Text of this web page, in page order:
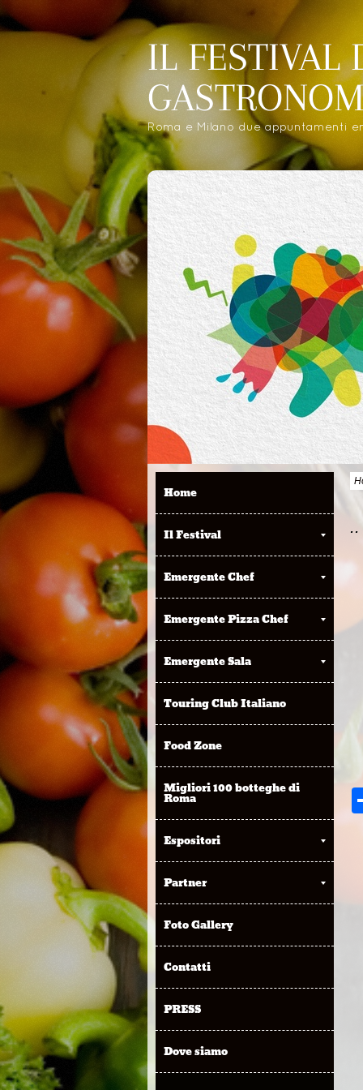
IL FESTIVAL
Roma e Milano due appuntamenti
..
Home
Il Festival
Emergente Chef
Emergente Pizza Chef
Emergente Sala
Touring Club Italiano
Food Zone
Migliori 100 botteghe di
Roma
Espositori
Partner
Foto Gallery
Contatti
PRESS
Dove siamo